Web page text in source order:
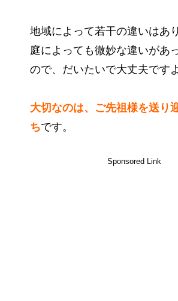
地域によって若干の違いはあ
庭によっても微妙な違いがあ
ので、だいたいで大丈夫ですよ
大切なのは、ご先祖様を送り
ちです。
Sponsored Link